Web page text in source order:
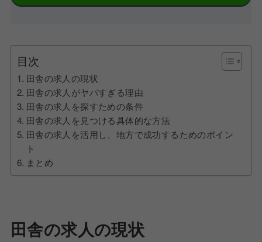
目次
田舎の求人の現状
田舎の求人がヤバすぎる理由
田舎の求人を探すための条件
田舎の求人を見つける具体的な方法
田舎の求人を活用し、地方で成功するためのポイン
ト
まとめ
田舎の求人の現状